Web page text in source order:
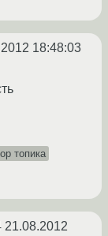
18:48:03
топика
21.08.2012